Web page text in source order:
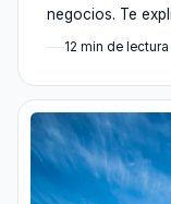
negocios. Te
12 min de lectura